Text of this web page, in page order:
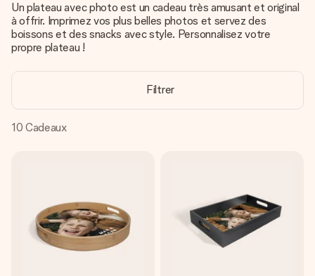
4,8 (sur la base de +15 000 avis)
une note de 4,8 sur Google Reviews (total de tous les
pays où nous sommes présents).
Sans complications, juste tout l’amour pour le moment idéal.
Un plateau avec photo est un cadeau très amusant et original
à offrir. Imprimez vos plus belles photos et servez des
boissons et des snacks avec style. Personnalisez votre
propre plateau !
Filtrer
10 Cadeaux